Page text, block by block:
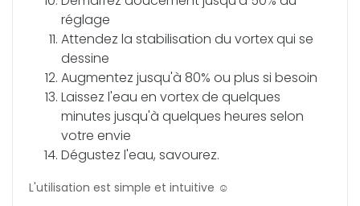
réglage
Attendez la stabilisation du vortex qui se
dessine
Augmentez jusqu'à 80% ou plus si besoin
Laissez l'eau en vortex de quelques
minutes jusqu'à quelques heures selon
votre envie
Dégustez l'eau, savourez.
L'utilisation est simple et intuitive ☺️